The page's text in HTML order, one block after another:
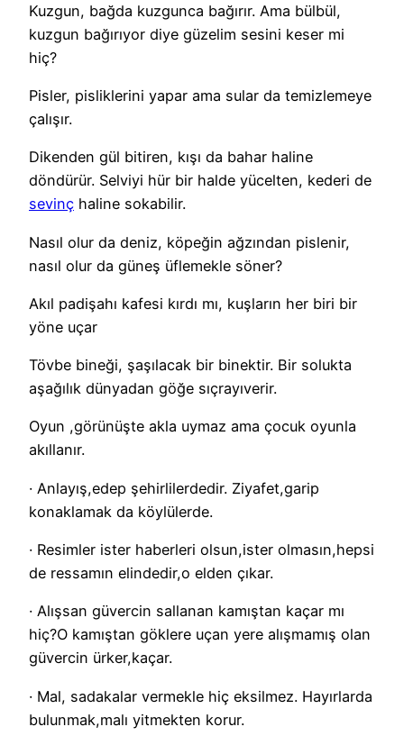
Kuzgun, bağda kuzgunca bağırır. Ama bülbül,
kuzgun bağırıyor diye güzelim sesini keser mi
hiç?
Pisler, pisliklerini yapar ama sular da temizlemeye
çalışır.
Dikenden gül bitiren, kışı da bahar haline
döndürür. Selviyi hür bir halde yücelten, kederi de
sevinç haline sokabilir.
Nasıl olur da deniz, köpeğin ağzından pislenir,
nasıl olur da güneş üflemekle söner?
Akıl padişahı kafesi kırdı mı, kuşların her biri bir
yöne uçar
Tövbe bineği, şaşılacak bir binektir. Bir solukta
aşağılık dünyadan göğe sıçrayıverir.
Oyun ,görünüşte akla uymaz ama çocuk oyunla
akıllanır.
· Anlayış,edep şehirlilerdedir. Ziyafet,garip
konaklamak da köylülerde.
· Resimler ister haberleri olsun,ister olmasın,hepsi
de ressamın elindedir,o elden çıkar.
· Alışsan güvercin sallanan kamıştan kaçar mı
hiç?O kamıştan göklere uçan yere alışmamış olan
güvercin ürker,kaçar.
· Mal, sadakalar vermekle hiç eksilmez. Hayırlarda
bulunmak,malı yitmekten korur.